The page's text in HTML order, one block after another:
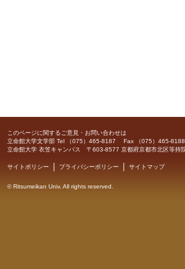
このページに関するご意見・お問い合わせは
立命館大学文学部 Tel （075）465-8187 Fax （075）465-8188
立命館大学 衣笠キャンパス 〒603-8577 京都府京都市北区等持
サイトポリシー プライバシーポリシー サイトマップ
©Ritsumeikan Univ. All rights reserved.